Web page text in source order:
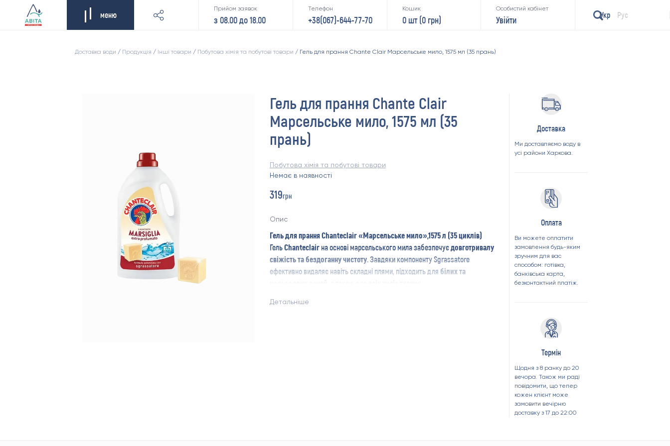
меню
Прийом заявок
з 08.00 до 18.00
Телефон
+38(067)-644-77-70
Кошик
0 шт (0 грн)
Особистий кабінет
Увійти Укр Рус
Доставка води / Продукція / Інші товари / Побутова хімія та побутові товари / Гель для прання Chante Clair Марсельське мило, 1575 мл (35 прань)
Гель для прання Chante Clair
Марсельське мило, 1575 мл (35
прань)
Побутова хімія та побутові товари
Немає в наявності
319грн
Опис
Гель для прання Chanteclair «Марсельське мило»,1575 л (35 циклів)
ГельChanteclairна основі марсельського мила забезпечуєдовготривалу
свіжість та бездоганну чистоту. Завдяки компоненту Sgrassatore
ефективно видаляє навіть складні плями, підходить для білих та
Бренд:Chanteclair
Детальніше
Доставка
Ми доставляємо воду в
усі райони Харкова.
Оплата
Ви можете оплатити
замовлення будь-яким
зручним для вас
способом: готівка,
банківська карта,
безконтактний платіж.
Термін
Щодня з 8 ранку до 20
вечора. Також ми раді
повідомити, що тепер
кожен клієнт може
замовити вечірню
доставку з 17 до 22:00